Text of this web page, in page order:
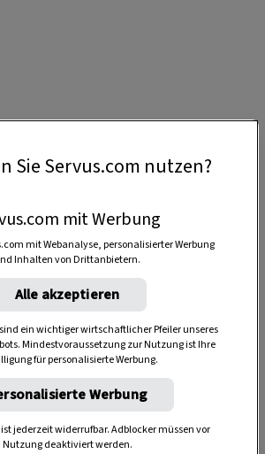
Sie Servus.com nutzen?
mit Werbung
mit Webanalyse, personalisierter Werbung
Inhalten von Drittanbietern.
Alle akzeptieren
ein wichtiger wirtschaftlicher Pfeiler unseres
Mindestvoraussetzung zur Nutzung ist Ihre
für personalisierte Werbung.
Werbung
jederzeit widerrufbar. Adblocker müssen vor
Nutzung deaktiviert werden.